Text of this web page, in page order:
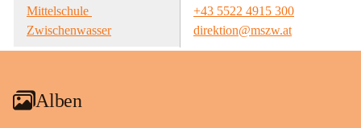
Mittelschule
Zwischenwasser
+43 5522 4915 300
direktion@mszw.at
Alben